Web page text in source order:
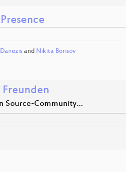
and Nikita Borisov
Source-Community…